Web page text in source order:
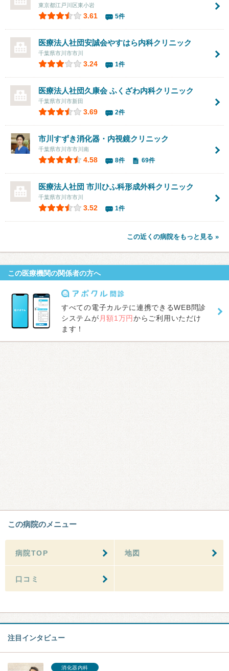
東京都江戸川区東小岩
3.61 5件
医療法人社団安誠会やすはら内科クリニック
千葉県市川市市川
3.24 1件
医療法人社団久康会 ふくざわ内科クリニック
千葉県市川市新田
3.69 2件
市川すずき消化器・内視鏡クリニック
千葉県市川市市川南
4.58 8件 69件
医療法人社団 市川ひふ科形成外科クリニック
千葉県市川市市川
3.52 1件
この近くの病院をもっと見る »
この医療機関の関係者の方へ
すべての電子カルテに連携できるWEB問診
システムが 月額1万円からご利用いただけ
ます！
この病院のメニュー
病院TOP 地図
口コミ
注目インタビュー
消化器内科